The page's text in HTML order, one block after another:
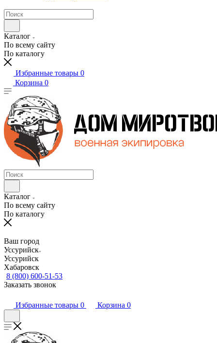
Каталог
По всему сайту
По каталогу
Избранные товары 0
Корзина 0
Каталог
По всему сайту
По каталогу
Ваш город
Уссурийск
Уссурийск
Хабаровск
8 (800) 600-51-53
Заказать звонок
Избранные товары 0 Корзина 0